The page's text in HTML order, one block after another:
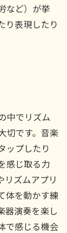
など）が挙
り表現したり
中でリズム
切です。音楽
ップしたり
感じ取る力
リズムアプリ
体を動かす練
器演奏を楽し
で感じる機会